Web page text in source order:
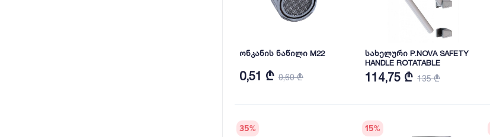
ონკანის ნაწილი M22
0,51 ₾ 0,60 ₾
სახელური P.NOVA SAFETY
HANDLE ROTATABLE
114,75 ₾ 135 ₾
35% 15%